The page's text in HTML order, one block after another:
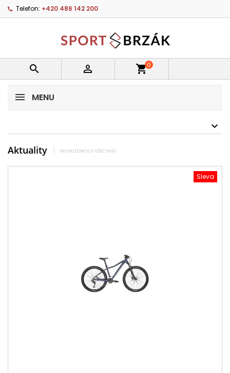
Telefon: +420 486 142 200
  shopping_cart0
MENU
Aktuality PROHLÉDNOUT VŠECHNY
Sleva